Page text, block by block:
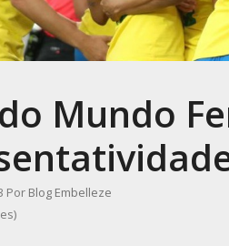
Mundo
Por Blog Embelleze